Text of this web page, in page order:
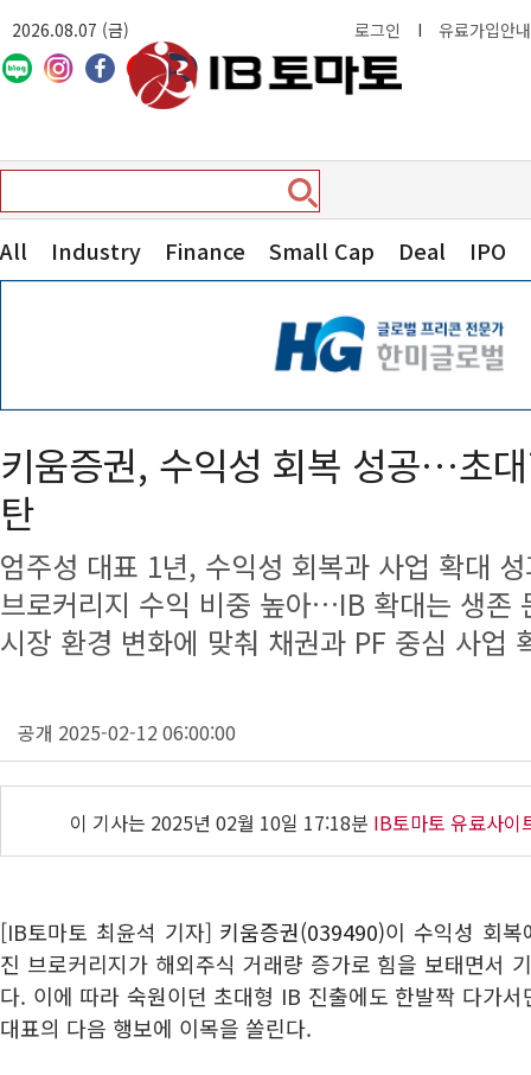
2026.08.07 (금) 로그인 I 유료가입안내
All Industry Finance Small Cap Deal IPO
키움증권, 수익성 회복 성공…초
탄
엄주성 대표 1년, 수익성 회복과 사업 확대
브로커리지 수익 비중 높아…IB 확대는 생존
시장 환경 변화에 맞춰 채권과 PF 중심 사업
공개 2025-02-12 06:00:00
이 기사는 2025년 02월 10일 17:18분 IB토마토 유료사이
[IB토마토 최윤석 기자] 키움증권(039490)이 수익성 회
진 브로커리지가 해외주식 거래량 증가로 힘을 보태면서
다. 이에 따라 숙원이던 초대형 IB 진출에도 한발짝 다가
대표의 다음 행보에 이목을 쏠린다.